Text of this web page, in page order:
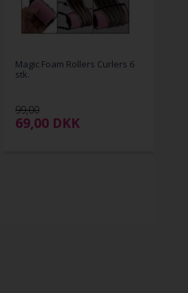
Magic Foam Rollers Curlers 6
stk.
99,00
69,00 DKK